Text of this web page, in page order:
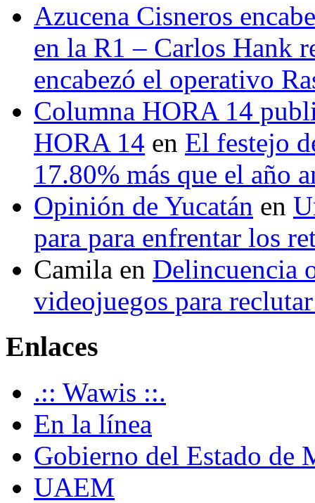
Azucena Cisneros
en la R1 – Carlos Hank
encabezó el operativo
Columna HORA 14
HORA 14 en El festejo
17.80% más que el año
Opinión de Yucatán en
para para enfrentar los
Camila en Delincuencia
videojuegos para
Enlaces
.:: Wawis ::.
En la línea
Gobierno del Estado de
UAEM